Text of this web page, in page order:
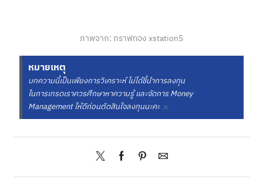
ภาพจาก: กราฟทอง xstation5
หมายเหตุ
บทความนี้เป็นเพียงการวิเคราะห์ ไม่ได้ชี้นำการลงทุน
ในการเทรดเราควรศึกษาหาความรู้ และจัดการ Money
Management ให้ดีก่อนตัดสินใจลงทุนนะคะ ×